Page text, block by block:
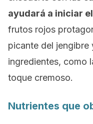
ayudará a iniciar
frutos rojos
picante del jengibre
ingredientes, como
toque cremoso.
Nutrientes que